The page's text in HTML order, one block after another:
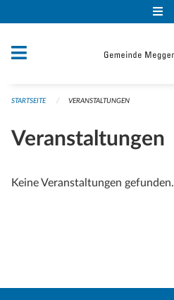
STARTSEITE VERANSTALTUNGEN
Veranstaltungen
Keine Veranstaltungen gefunden.